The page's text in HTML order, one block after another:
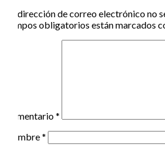
Tu dirección de correo electrónico no
campos obligatorios están marcados
Comentario*
Nombre*